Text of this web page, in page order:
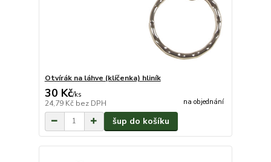
Otvírák na láhve (klíčenka) hliník
30 Kč/ks
24,79 Kč bez DPH na objednání
šup do košíku